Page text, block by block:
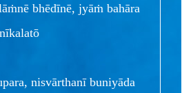
bhēdīnē, jyāṁ bahāra
nisvārthanī buniyāda